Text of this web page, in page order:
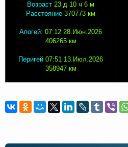
Возраст 23 д 10 ч 6 м
Расстояние 370773 км
Апогей: 07:12 28.Июн.2026
406265 км
Перигей 07:51 13.Июл.2026
358947 км